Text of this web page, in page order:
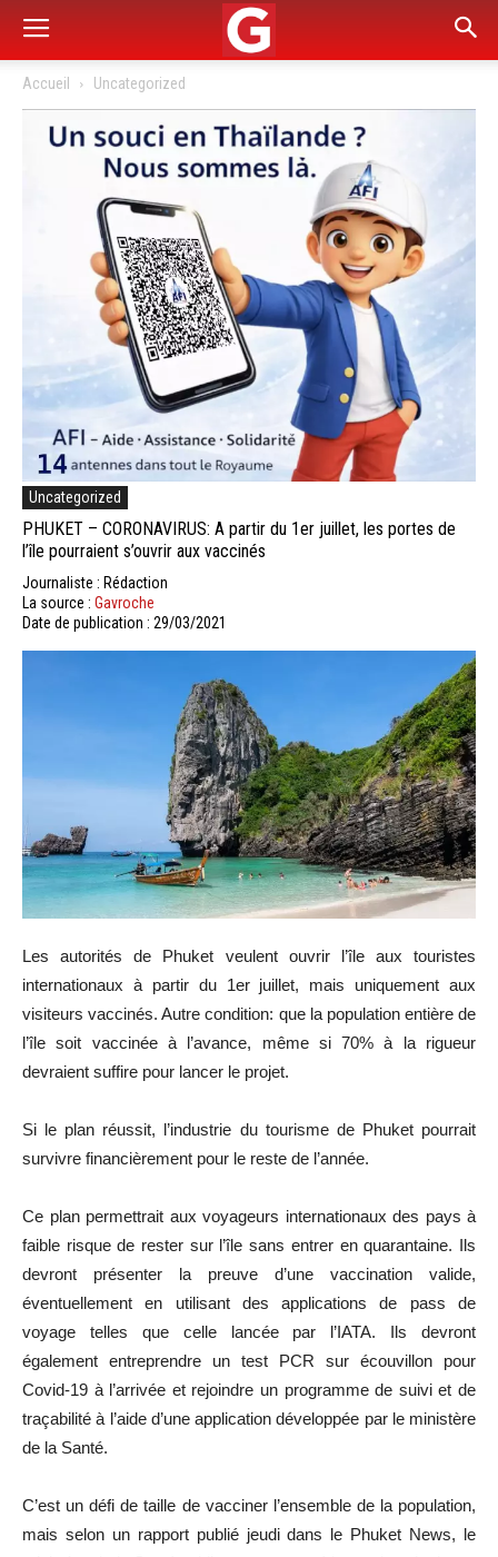
Accueil Uncategorized
Uncategorized
PHUKET – CORONAVIRUS: A partir du 1er juillet, les portes de
l’île pourraient s’ouvrir aux vaccinés
Journaliste : Rédaction
La source : Gavroche
Date de publication : 29/03/2021
Les autorités de Phuket veulent ouvrir l’île aux touristes
internationaux à partir du 1er juillet, mais uniquement aux
visiteurs vaccinés. Autre condition: que la population entière de
l’île soit vaccinée à l’avance, même si 70% à la rigueur
devraient suffire pour lancer le projet.
Si le plan réussit, l’industrie du tourisme de Phuket pourrait
survivre financièrement pour le reste de l’année.
Ce plan permettrait aux voyageurs internationaux des pays à
faible risque de rester sur l’île sans entrer en quarantaine. Ils
devront présenter la preuve d’une vaccination valide,
éventuellement en utilisant des applications de pass de
voyage telles que celle lancée par l’IATA. Ils devront
également entreprendre un test PCR sur écouvillon pour
Covid-19 à l’arrivée et rejoindre un programme de suivi et de
traçabilité à l’aide d’une application développée par le ministère
de la Santé.
C’est un défi de taille de vacciner l’ensemble de la population,
mais selon un rapport publié jeudi dans le Phuket News, le